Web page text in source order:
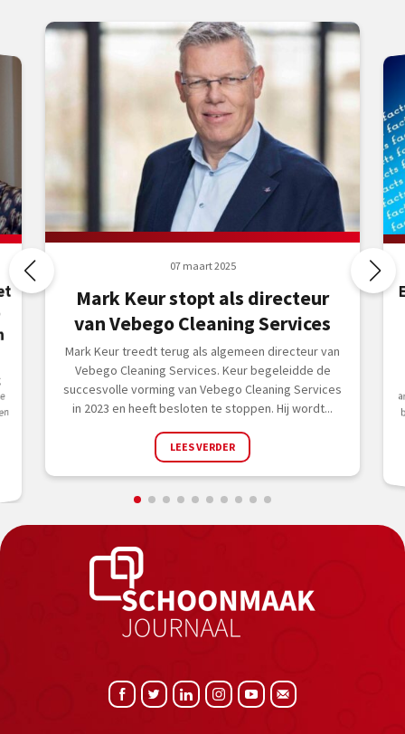
07 maart 2025
Mark Keur stopt als directeur
van Vebego Cleaning Services
Mark Keur treedt terug als algemeen directeur van
Vebego Cleaning Services. Keur begeleidde de
succesvolle vorming van Vebego Cleaning Services
in 2023 en heeft besloten te stoppen. Hij wordt...
LEES VERDER